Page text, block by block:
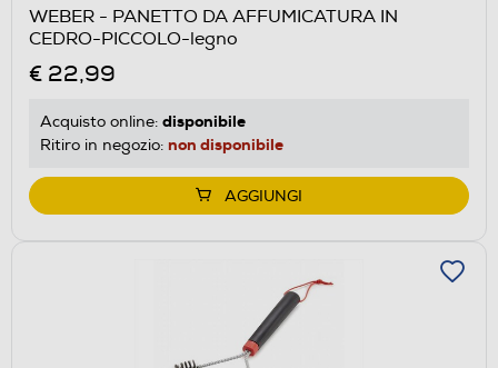
WEBER - PANETTO DA AFFUMICATURA IN
CEDRO-PICCOLO-legno
€ 22,99
Acquisto online: disponibile
Ritiro in negozio: non disponibile
AGGIUNGI